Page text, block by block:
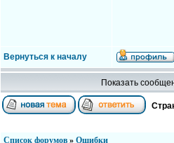
Вернуться к началу
Показать
Список форумов » Ошибки